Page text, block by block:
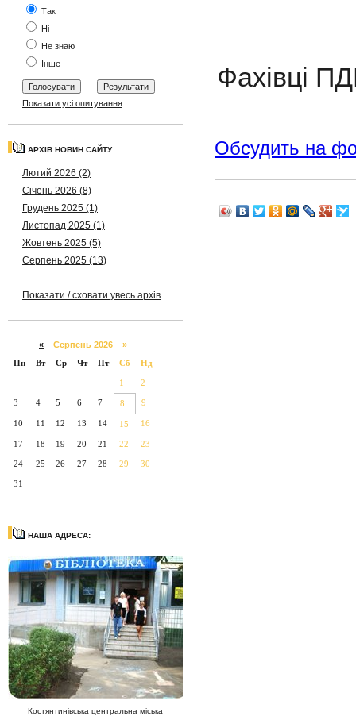
Так
Ні
Не знаю
Інше
Показати усі опитування
АРХІВ НОВИН САЙТУ
Лютий 2026 (2)
Січень 2026 (8)
Грудень 2025 (1)
Листопад 2025 (1)
Жовтень 2025 (5)
Серпень 2025 (13)
Показати / сховати увесь архів
« Серпень 2026 »
Пн
Вт Ср Чт Пт Сб Нд
1 2
3 4 5 6 7 8 9
10 11 12 13 14 15 16
17 18 19 20 21 22 23
24 25 26 27 28 29 30
31
НАША АДРЕСА:
Костянтинівська центральна міська
Фахівці
Обсудить на